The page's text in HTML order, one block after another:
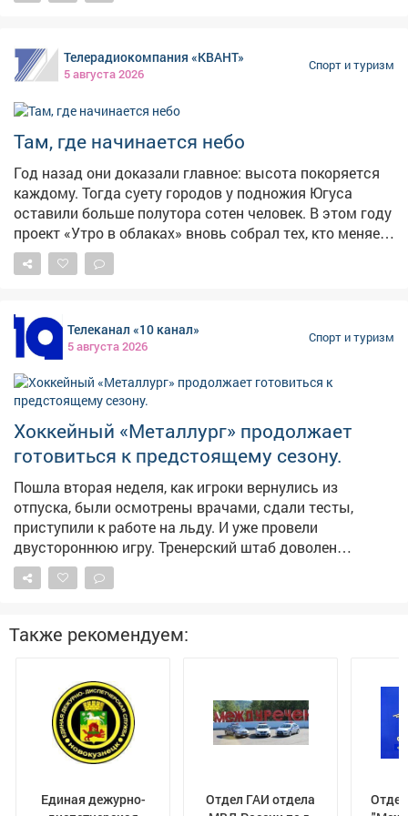
демонстрируя позитивную активность, чувство
Фестиваль «Равнение на ГТО» — это не только
состязания, но и культурно-информационная
программа. На специальных локациях гости, и
участники смогут узнать больше о наших героях и
традициях. В выставке «Вымпел-Кузбасс» будут
представлены достижения и героические истории
региона. В зоне «Время рекордов» — празднование
рекордов...
Телерадиокомпания «КВАНТ»
5 августа 2026
Спорт и туризм
Там, где начинается небо
Год назад они доказали главное: высота покоряется
каждому. Тогда суету городов у подножия Югуса
оставили больше полутора сотен человек. В этом году
проект «Утро в облаках» вновь собрал тех, кто меняет
тесноту офисов на бескрайнее небо. Чувство полета
ощутила и наша съемочная группа.
Телеканал «10 канал»
5 августа 2026
Спорт и туризм
Хоккейный «Металлург» продолжает
готовиться к предстоящему сезону.
Пошла вторая неделя, как игроки вернулись из
отпуска, были осмотрены врачами, сдали тесты,
приступили к работе на льду. И уже провели
двустороннюю игру. Тренерский штаб доволен
отношением хоккеистов к работе и тем состоянием, в
каком они подошли к сборам. Состав команды
тренер Виктор Александров. Подписания ещё будут.
На данный момент необходимо усиление атакующих
и Дмитрия Соколова, которые до сих пор не
присоединились к команде. Видимо, находятся в
поиске лучшей доли. Выйдя из отпуска, практически
сразу расстался с командой защитник Лев Стариков.
Он перешел в систему омского «Авангарда» в обмен
КХЛ. «Металлург», напомним, всю предсезонку
Также рекомендуем:
Единая дежурно-
Отдел ГАИ отдела